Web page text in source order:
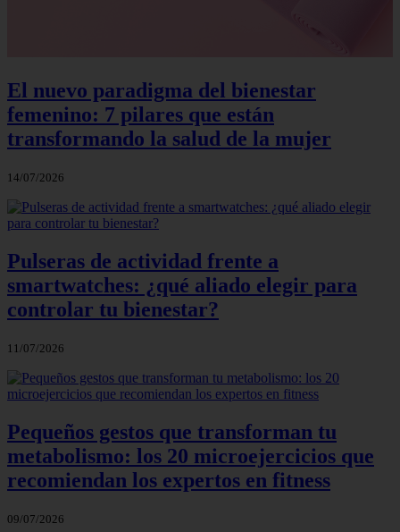
El nuevo paradigma del bienestar
femenino: 7 pilares que están
transformando la salud de la mujer
14/07/2026
Pulseras de actividad frente a
smartwatches: ¿qué aliado elegir para
controlar tu bienestar?
11/07/2026
Pequeños gestos que transforman tu
metabolismo: los 20 microejercicios que
recomiendan los expertos en fitness
09/07/2026